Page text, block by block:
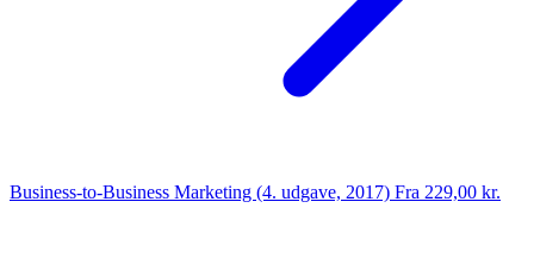
Business-to-Business Marketing (4. udgave, 2017) Fra 229,00 kr.